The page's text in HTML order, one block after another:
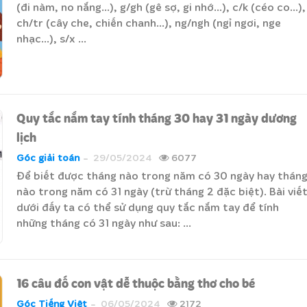
(đi nàm, no nắng...), g/gh (gê sợ, gi nhớ...), c/k (céo co...),
ch/tr (cây che, chiến chanh...), ng/ngh (ngỉ ngơi, nge
nhạc...), s/x ...
Quy tắc nắm tay tính tháng 30 hay 31 ngày dương
lịch
Góc giải toán 29/05/2024 6077
Để biết được tháng nào trong năm có 30 ngày hay tháng
nào trong năm có 31 ngày (trừ tháng 2 đặc biệt). Bài viết
dưới đấy ta có thể sử dụng quy tắc nắm tay để tính
những tháng có 31 ngày như sau: ...
16 câu đố con vật dễ thuộc bằng thơ cho bé
Góc Tiếng Việt 06/05/2024 2172